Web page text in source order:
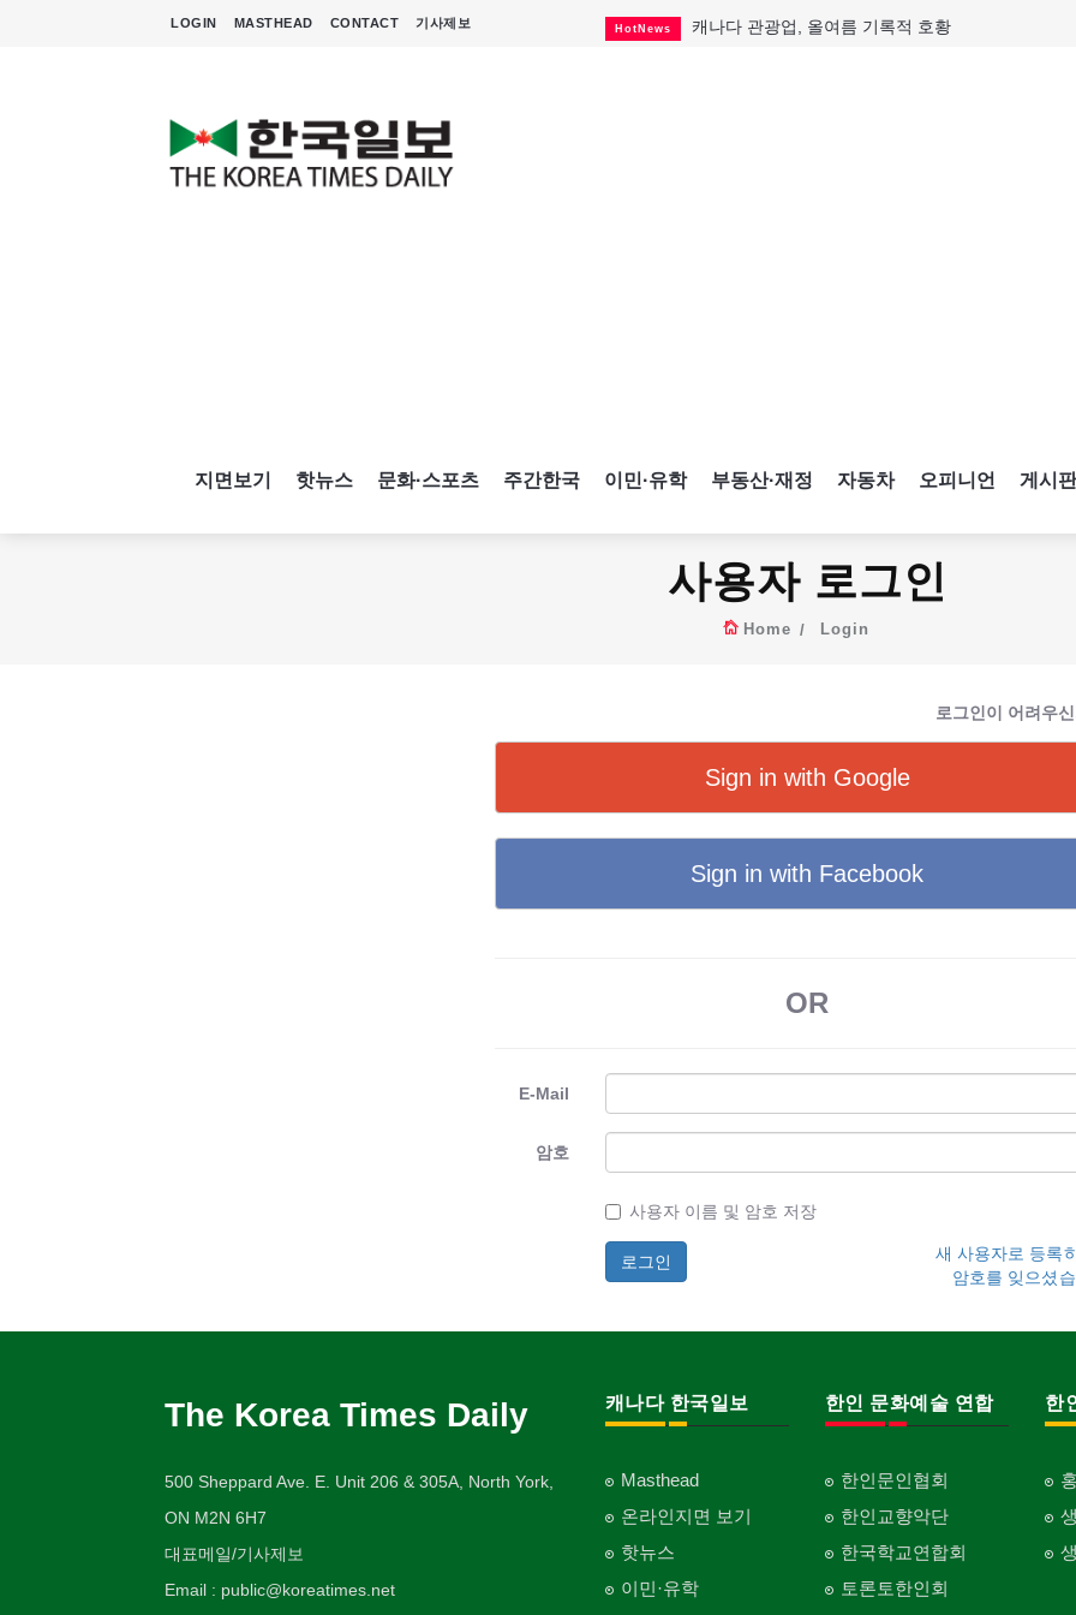
LOGIN MASTHEAD CONTACT 기사제보 HotNews 캐나다 관광업, 올여름 기록적 호황
지면보기 핫뉴스 문화·스포츠 주간한국 이민·유학 부동산·재정 자동차 오피니언 게시판
사용자 로그인
Home Login
로그인이 어려우
Sign in with Google
Sign in with Facebook
OR
E-Mail
암호
사용자 이름 및 암호 저장
새 사용자로 등록
암호를 잊으셨
The Korea Times Daily
500 Sheppard Ave. E. Unit 206 & 305A, North York,
ON M2N 6H7
대표메일/기사제보
Email : public@koreatimes.net
캐나다 한국일보
Masthead
온라인지면 보기
핫뉴스
이민·유학
한인 문화예술 연합
한인문인협회
한인교향악단
한국학교연합회
토론토한인회
한